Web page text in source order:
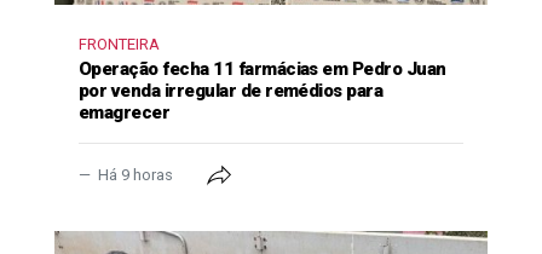
FRONTEIRA
Operação fecha 11 farmácias em Pedro Juan
por venda irregular de remédios para
emagrecer
Há 9 horas